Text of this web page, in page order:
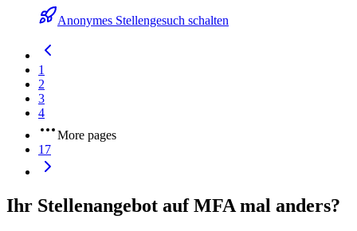
Anonymes Stellengesuch schalten
1
2
3
4
More pages
17
Ihr Stellenangebot auf MFA mal anders?